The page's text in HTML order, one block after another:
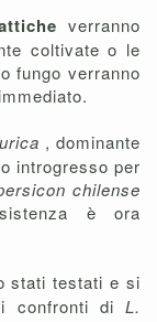
verranno
coltivate o le
fungo verranno
, dominante
introgresso per
chilense
è ora
stati testati e si
confronti di L.